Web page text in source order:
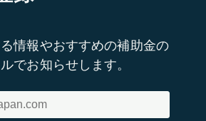
情報やおすすめの補助金の
でお知らせします。